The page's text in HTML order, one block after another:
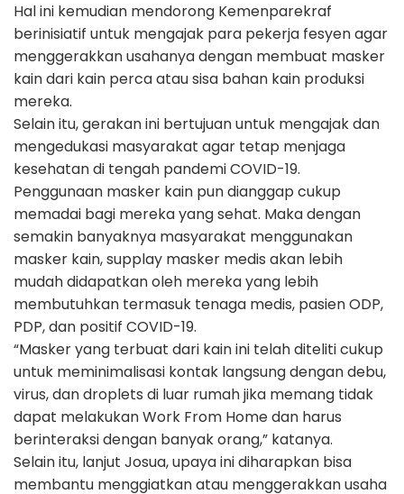
Hal ini kemudian mendorong Kemenparekraf
berinisiatif untuk mengajak para pekerja fesyen agar
menggerakkan usahanya dengan membuat masker
kain dari kain perca atau sisa bahan kain produksi
mereka.
Selain itu, gerakan ini bertujuan untuk mengajak dan
mengedukasi masyarakat agar tetap menjaga
kesehatan di tengah pandemi COVID-19.
Penggunaan masker kain pun dianggap cukup
memadai bagi mereka yang sehat. Maka dengan
semakin banyaknya masyarakat menggunakan
masker kain, supplay masker medis akan lebih
mudah didapatkan oleh mereka yang lebih
membutuhkan termasuk tenaga medis, pasien ODP,
PDP, dan positif COVID-19.
“Masker yang terbuat dari kain ini telah diteliti cukup
untuk meminimalisasi kontak langsung dengan debu,
virus, dan droplets di luar rumah jika memang tidak
dapat melakukan Work From Home dan harus
berinteraksi dengan banyak orang,” katanya.
Selain itu, lanjut Josua, upaya ini diharapkan bisa
membantu menggiatkan atau menggerakkan usaha